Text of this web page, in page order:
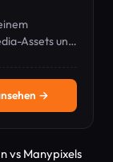
Assets und
→
vs Manypixels